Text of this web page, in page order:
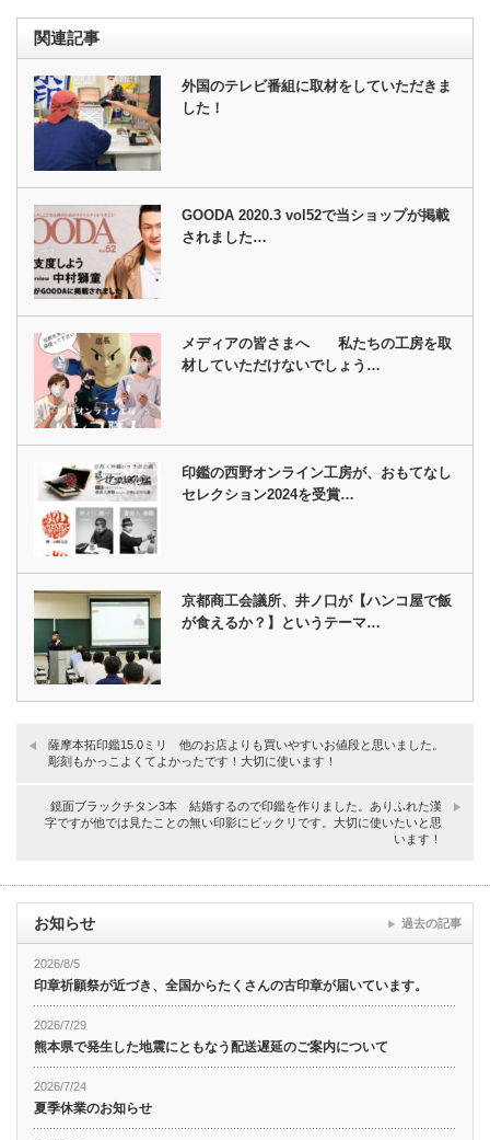
関連記事
外国のテレビ番組に取材をしていただきま
した！
GOODA 2020.3 vol52で当ショップが掲載
されました…
メディアの皆さまへ 私たちの工房を取
材していただけないでしょう…
印鑑の西野オンライン工房が、おもてなし
セレクション2024を受賞…
京都商工会議所、井ノ口が【ハンコ屋で飯
が食えるか？】というテーマ…
薩摩本拓印鑑15.0ミリ 他のお店よりも買いやすいお値段と思いました。
彫刻もかっこよくてよかったです！大切に使います！
鏡面ブラックチタン3本 結婚するので印鑑を作りました。ありふれた漢
字ですが他では見たことの無い印影にビックリです。大切に使いたいと思
います！
お知らせ
2026/8/5
印章祈願祭が近づき、全国からたくさんの古印章が届いています。
2026/7/29
熊本県で発生した地震にともなう配送遅延のご案内について
2026/7/24
夏季休業のお知らせ
過去の記事